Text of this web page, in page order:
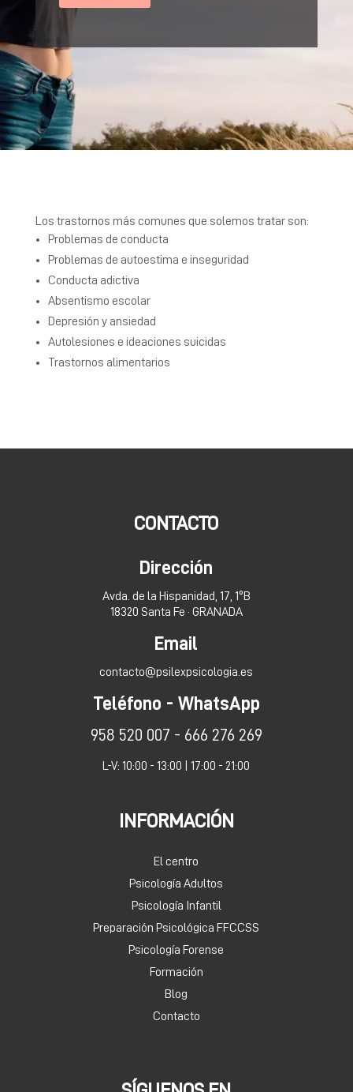
Los trastornos más comunes que solemos tratar son:
Problemas de conducta
Problemas de autoestima e inseguridad
Conducta adictiva
Absentismo escolar
Depresión y ansiedad
Autolesiones e ideaciones suicidas
Trastornos alimentarios
CONTACTO
Dirección
Avda. de la Hispanidad, 17, 1ºB
18320 Santa Fe · GRANADA
Email
contacto@psilexpsicologia.es
Teléfono - WhatsApp
958 520 007 - 666 276 269
L-V: 10:00 - 13:00 | 17:00 - 21:00
INFORMACIÓN
El centro
Psicología Adultos
Psicología Infantil
Preparación Psicológica FFCCSS
Psicología Forense
Formación
Blog
Contacto